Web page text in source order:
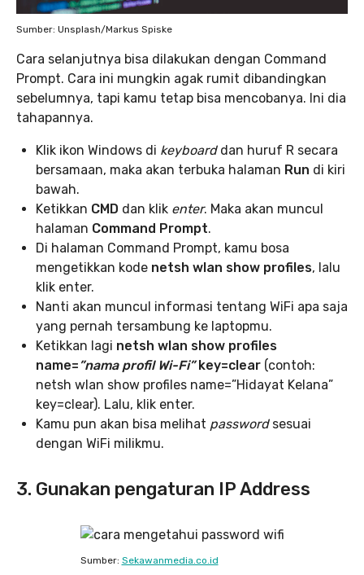
Sumber: Unsplash/Markus Spiske
Cara selanjutnya bisa dilakukan dengan Command
Prompt. Cara ini mungkin agak rumit dibandingkan
sebelumnya, tapi kamu tetap bisa mencobanya. Ini dia
tahapannya.
Klik ikon Windows di keyboarddan huruf R secara
bersamaan, maka akan terbuka halaman Run di kiri
bawah.
Ketikkan CMD dan klik enter. Maka akan muncul
halaman Command Prompt.
Di halaman Command Prompt, kamu bosa
mengetikkan kode netsh wlan show profiles, lalu
klik enter.
Nanti akan muncul informasi tentang WiFi apa saja
yang pernah tersambung ke laptopmu.
Ketikkan lagi netsh wlan show profiles
name= ”nama profil Wi-Fi”key=clear (contoh:
netsh wlan show profiles name=”Hidayat Kelana”
key=clear). Lalu, klik enter.
Kamu pun akan bisa melihat passwordsesuai
dengan WiFi milikmu.
3. Gunakan pengaturan IP Address
Sumber: Sekawanmedia.co.id